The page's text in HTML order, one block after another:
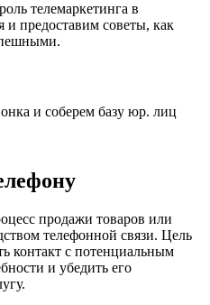
телемаркетинга в
и предоставим советы, как
и соберем базу юр. лиц
продажи товаров или
телефонной связи. Цель
контакт с потенциальным
и убедить его